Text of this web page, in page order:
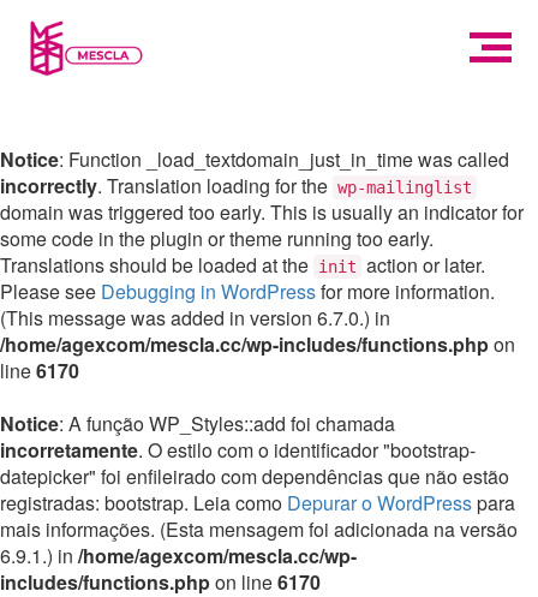
Notice: Function _load_textdomain_just_in_time was called
incorrectly. Translation loading for the wp-mailinglist
domain was triggered too early. This is usually an indicator for
some code in the plugin or theme running too early.
Translations should be loaded at the init action or later.
Please see Debugging in WordPressfor more information.
(This message was added in version 6.7.0.) in
/home/agexcom/mescla.cc/wp-includes/functions.phpon
line6170
Notice: A função WP_Styles::add foi chamada
incorretamente. O estilo com o identificador "bootstrap-
datepicker" foi enfileirado com dependências que não estão
registradas: bootstrap. Leia como Depurar o WordPresspara
mais informações. (Esta mensagem foi adicionada na versão
6.9.1.) in /home/agexcom/mescla.cc/wp-
includes/functions.phpon line6170